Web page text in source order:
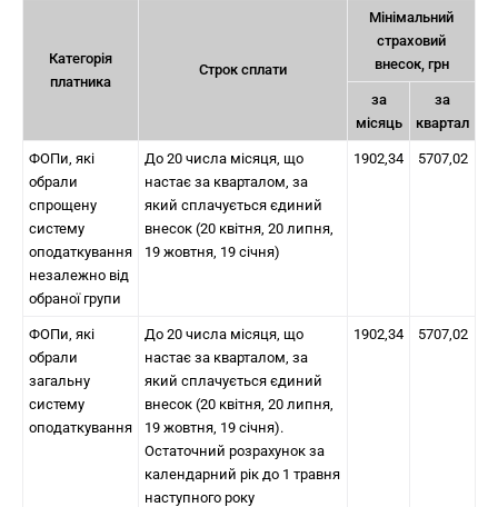
Категорія
платника
Строк сплати
Мінімальний
страховий
внесок, грн
за
місяць
за
квартал
ФОПи, які
обрали
спрощену
систему
оподаткування
незалежно від
обраної групи
До 20 числа місяця, що
настає за кварталом, за
який сплачується єдиний
внесок (20 квітня, 20 липня,
19 жовтня, 19 січня)
1902,34 5707,02
ФОПи, які
обрали
загальну
систему
оподаткування
До 20 числа місяця, що
настає за кварталом, за
який сплачується єдиний
внесок (20 квітня, 20 липня,
19 жовтня, 19 січня).
Остаточний розрахунок за
календарний рік до 1 травня
наступного року
1902,34 5707,02